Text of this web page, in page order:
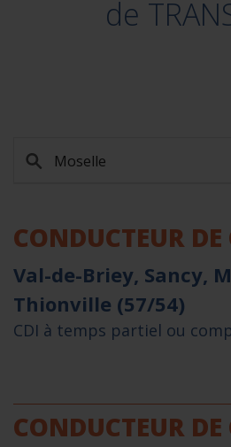
de
CONDUCTEUR
Val-de-Briey, Sancy,
Thionville (57/54)
CDI à temps partiel ou
CONDUCTEUR